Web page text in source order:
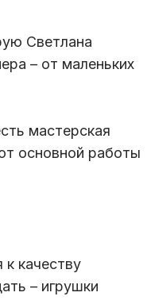
Светлана
– от маленьких
мастерская
основной работы
качеству
– игрушки